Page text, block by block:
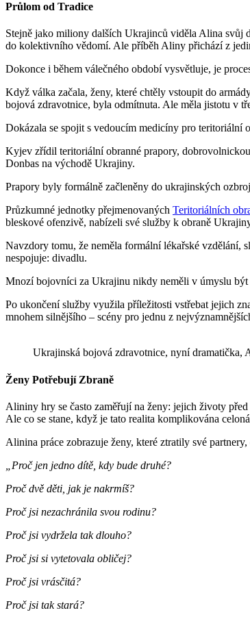
Průlom od Tradice
Stejně jako miliony dalších Ukrajinců viděla Alina svůj
do kolektivního vědomí. Ale příběh Aliny přichází z
Dokonce i během válečného období vysvětluje, je
Když válka začala, ženy, které chtěly vstoupit do
bojová zdravotnice, byla odmítnuta. Ale měla jistotu v
Dokázala se spojit s vedoucím medicíny pro teritoriální
Kyjev zřídil teritoriální obranné prapory,
Donbas na východě Ukrajiny.
Prapory byly formálně začleněny do ukrajinských
Průzkumné jednotky přejmenovaných Teritoriálních
bleskové ofenzivě, nabízeli své služby k obraně
Navzdory tomu, že neměla formální lékařské vzdělání,
nespojuje: divadlu.
Mnozí bojovníci za Ukrajinu nikdy neměli v úmyslu být
Po ukončení služby využila příležitosti vstřebat jejich
mnohem silnějšího – scény pro jednu z
Ukrajinská bojová zdravotnice, nyní dramatička,
Ženy Potřebují Zbraně
Alininy hry se často zaměřují na ženy: jejich životy
Ale co se stane, když je tato realita komplikována
Alinina práce zobrazuje ženy, které ztratily své
„Proč jen jedno dítě, kdy bude druhé?
Proč dvě děti, jak je nakrmíš?
Proč jsi nezachránila svou rodinu?
Proč jsi vydržela tak dlouho?
Proč jsi si vytetovala obličej?
Proč jsi vrásčitá?
Proč jsi tak stará?